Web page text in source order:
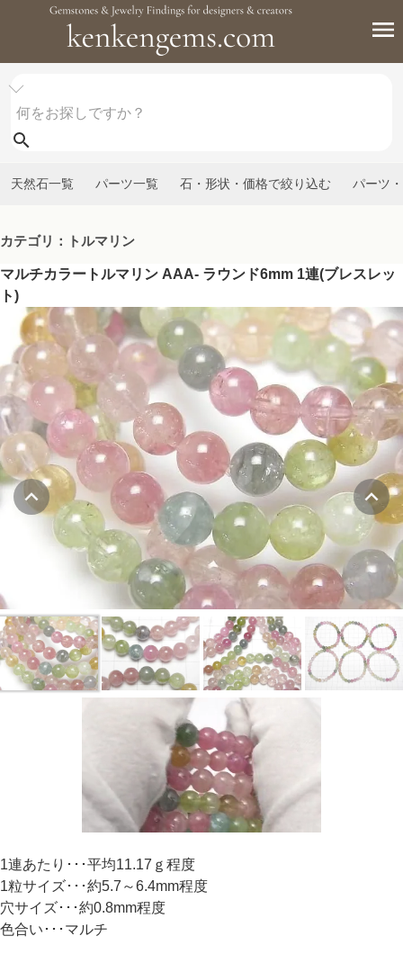
天然石一覧 パーツ一覧 石・形状・価格で絞り込む パーツ
カテゴリ：トルマリン
マルチカラートルマリン AAA- ラウンド6mm 1連(ブレスレッ
ト)
1連あたり･･･平均11.17ｇ程度
1粒サイズ･･･約5.7～6.4mm程度
穴サイズ･･･約0.8mm程度
色合い･･･マルチ